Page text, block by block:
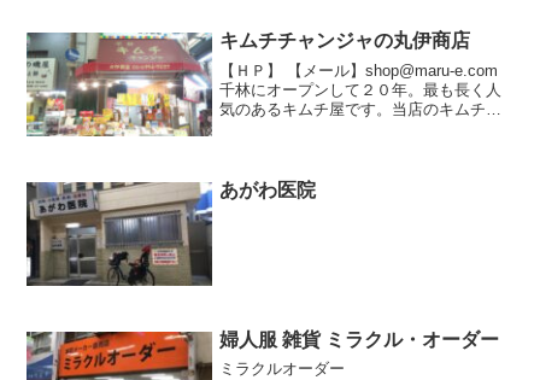
キムチチャンジャの丸伊商店
【ＨＰ】 【メール】shop@maru-e.com
千林にオープンして２０年。最も長く人
気のあるキムチ屋です。当店のキムチは
ど変わり種...
あがわ医院
婦人服 雑貨 ミラクル・オーダー
ミラクルオーダー